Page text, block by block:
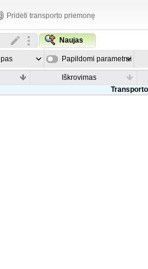
Pridėti transporto priemonę
Naujas
Papildomi parametrai
Iškrovimas